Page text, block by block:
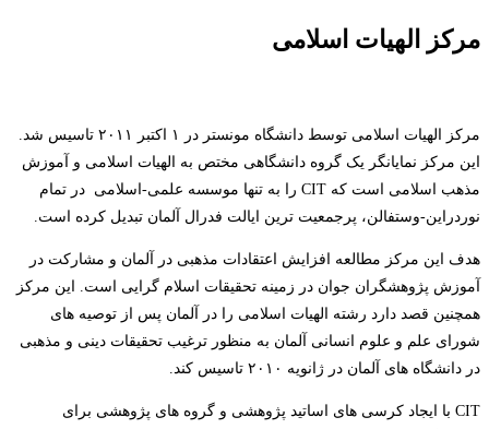
مرکز الهیات اسلامی
مرکز الهیات اسلامی توسط دانشگاه مونستر در ۱ اکتبر ۲۰۱۱ تاسیس شد.
این مرکز نمایانگر یک گروه دانشگاهی مختص به الهیات اسلامی و آموزش
مذهب اسلامی است که CIT را به تنها موسسه علمی-اسلامی در تمام
نوردراین-وستفالن، پرجمعیت ترین ایالت فدرال آلمان تبدیل کرده است.
هدف این مرکز مطالعه افزایش اعتقادات مذهبی در آلمان و مشارکت در
آموزش پژوهشگران جوان در زمینه تحقیقات اسلام گرایی است. این مرکز
همچنین قصد دارد رشته الهیات اسلامی را در آلمان پس از توصیه های
شورای علم و علوم انسانی آلمان به منظور ترغیب تحقیقات دینی و مذهبی
در دانشگاه های آلمان در ژانویه ۲۰۱۰ تاسیس کند.
CIT با ایجاد کرسی های اساتید پژوهشی و گروه های پژوهشی برای